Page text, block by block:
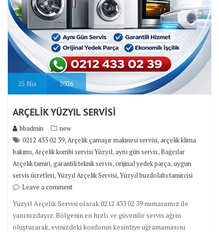
25 Nis 2026
ARÇELİK YÜZYIL SERVİSİ
bbadmin
new
0212 433 02 39,Arçelik çamaşır makinesi servisi,arçelik klima
bakımı,Arçelik kombi servisi Yüzyıl,aynı gün servis,Bağcılar
Arçelik tamiri,garantili teknik servis,orijinal yedek parça,uygun
servis ücretleri,Yüzyıl Arçelik Servisi,Yüzyıl buzdolabı tamircisi
Leave a comment
Yüzyıl Arçelik Servisi olarak 0212 433 02 39 numaramız ile
yanınızdayız. Bölgenin en hızlı ve güvenilir servis ağını
oluşturarak, evinizdeki konforun kesintiye uğramamasını